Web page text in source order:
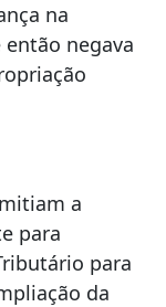
na
negava
a
para
para
da